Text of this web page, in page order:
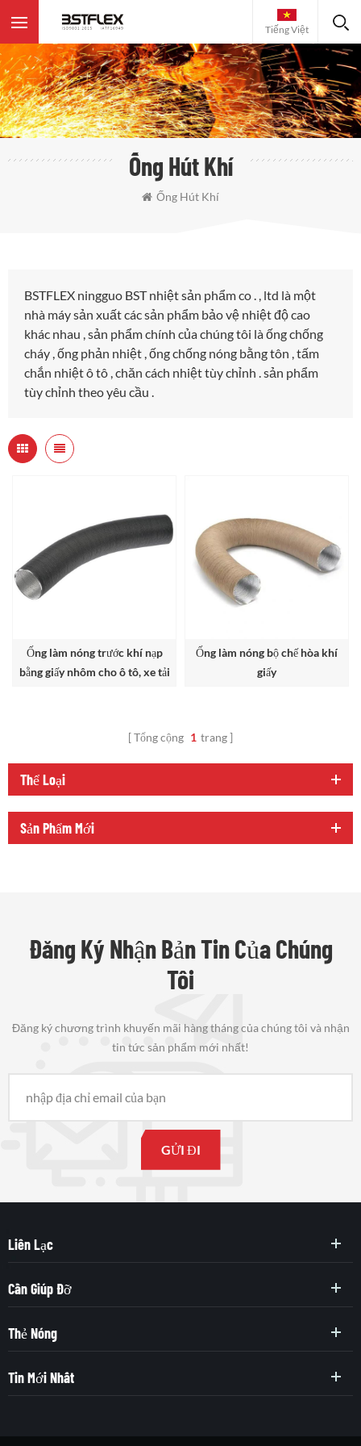
Tiếng Việt
Ống Hút Khí
Ống Hút Khí
BSTFLEX ningguo BST nhiệt sản phẩm co . , ltd là một
nhà máy sản xuất các sản phẩm bảo vệ nhiệt độ cao
khác nhau , sản phẩm chính của chúng tôi là ống chống
cháy , ống phản nhiệt , ống chống nóng bằng tôn , tấm
chắn nhiệt ô tô , chăn cách nhiệt tùy chỉnh . sản phẩm
tùy chỉnh theo yêu cầu .
Ống làm nóng trước khí nạp
bằng giấy nhôm cho ô tô, xe tải
Ống làm nóng bộ chế hòa khí
giấy
Tổng cộng 1 trang
Thể Loại
Sản Phẩm Mới
Đăng Ký Nhận Bản Tin Của Chúng
Tôi
Đăng ký chương trình khuyến mãi hàng tháng của chúng tôi và nhận
tin tức sản phẩm mới nhất!
Liên Lạc
Cần Giúp Đỡ
Thẻ Nóng
Tin Mới Nhất